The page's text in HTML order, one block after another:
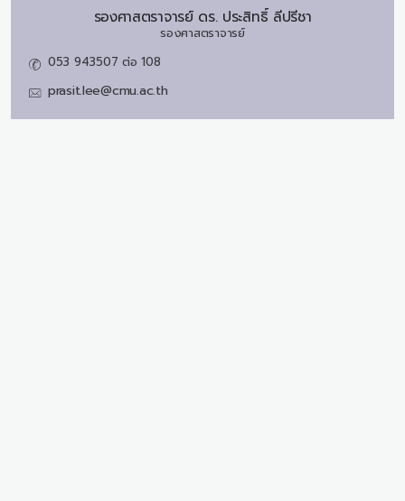
รองศาสตราจารย์ ดร. ประสิทธิ์ ลีปรีชา
รองศาสตราจารย์
053 943507 ต่อ 108
prasit.lee@cmu.ac.th